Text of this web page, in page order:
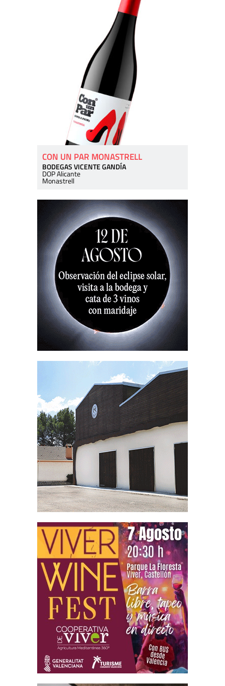
CON UN PAR MONASTRELL
BODEGAS VICENTE GANDÍA
DOP Alicante
Monastrell